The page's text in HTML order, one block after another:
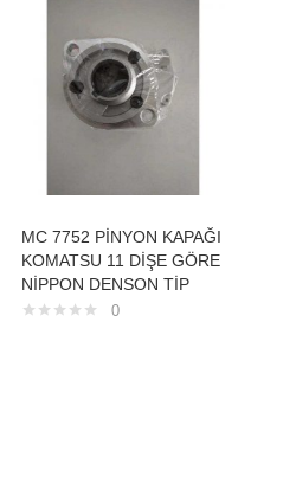
MC 7752 PİNYON KAPAĞI
KOMATSU 11 DİŞE GÖRE
NİPPON DENSON TİP
0